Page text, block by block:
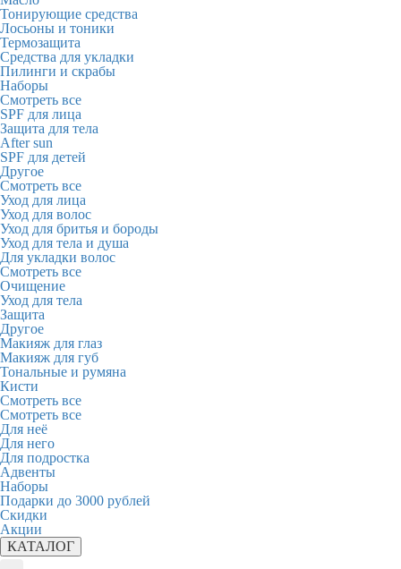
Тонирующие средства
Лосьоны и тоники
Термозащита
Средства для укладки
Пилинги и скрабы
Наборы
Смотреть все
SPF для лица
Защита для тела
After sun
SPF для детей
Другое
Смотреть все
Уход для лица
Уход для волос
Уход для бритья и бороды
Уход для тела и душа
Для укладки волос
Смотреть все
Очищение
Уход для тела
Защита
Другое
Макияж для глаз
Макияж для губ
Тональные и румяна
Кисти
Смотреть все
Смотреть все
Для неё
Для него
Для подростка
Адвенты
Наборы
Подарки до 3000 рублей
Скидки
Акции
КАТАЛОГ